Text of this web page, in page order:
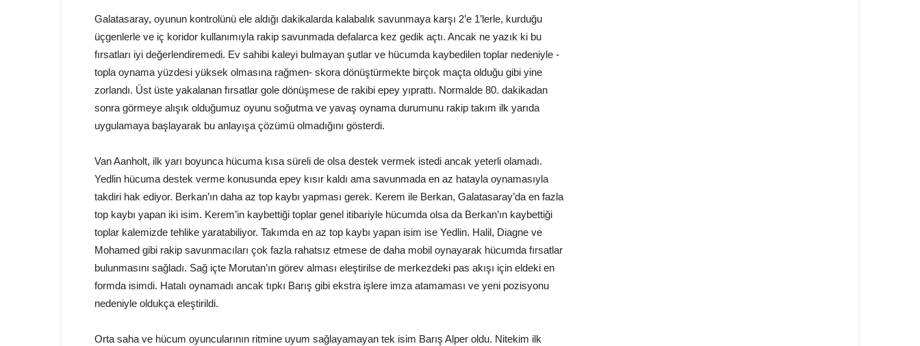
Galatasaray, oyunun kontrolünü ele aldığı dakikalarda kalabalık savunmaya karşı 2’e 1’lerle, kurduğu
üçgenlerle ve iç koridor kullanımıyla rakip savunmada defalarca kez gedik açtı. Ancak ne yazık ki bu
fırsatları iyi değerlendiremedi. Ev sahibi kaleyi bulmayan şutlar ve hücumda kaybedilen toplar nedeniyle -
topla oynama yüzdesi yüksek olmasına rağmen- skora dönüştürmekte birçok maçta olduğu gibi yine
zorlandı. Üst üste yakalanan fırsatlar gole dönüşmese de rakibi epey yıprattı. Normalde 80. dakikadan
sonra görmeye alışık olduğumuz oyunu soğutma ve yavaş oynama durumunu rakip takım ilk yarıda
uygulamaya başlayarak bu anlayışa çözümü olmadığını gösterdi.
Van Aanholt, ilk yarı boyunca hücuma kısa süreli de olsa destek vermek istedi ancak yeterli olamadı.
Yedlin hücuma destek verme konusunda epey kısır kaldı ama savunmada en az hatayla oynamasıyla
takdiri hak ediyor. Berkan’ın daha az top kaybı yapması gerek. Kerem ile Berkan, Galatasaray’da en fazla
top kaybı yapan iki isim. Kerem’in kaybettiği toplar genel itibariyle hücumda olsa da Berkan’ın kaybettiği
toplar kalemizde tehlike yaratabiliyor. Takımda en az top kaybı yapan isim ise Yedlin. Halil, Diagne ve
Mohamed gibi rakip savunmacıları çok fazla rahatsız etmese de daha mobil oynayarak hücumda fırsatlar
bulunmasını sağladı. Sağ içte Morutan’ın görev alması eleştirilse de merkezdeki pas akışı için eldeki en
formda isimdi. Hatalı oynamadı ancak tıpkı Barış gibi ekstra işlere imza atamaması ve yeni pozisyonu
nedeniyle oldukça eleştirildi.
Orta saha ve hücum oyuncularının ritmine uyum sağlayamayan tek isim Barış Alper oldu. Nitekim ilk